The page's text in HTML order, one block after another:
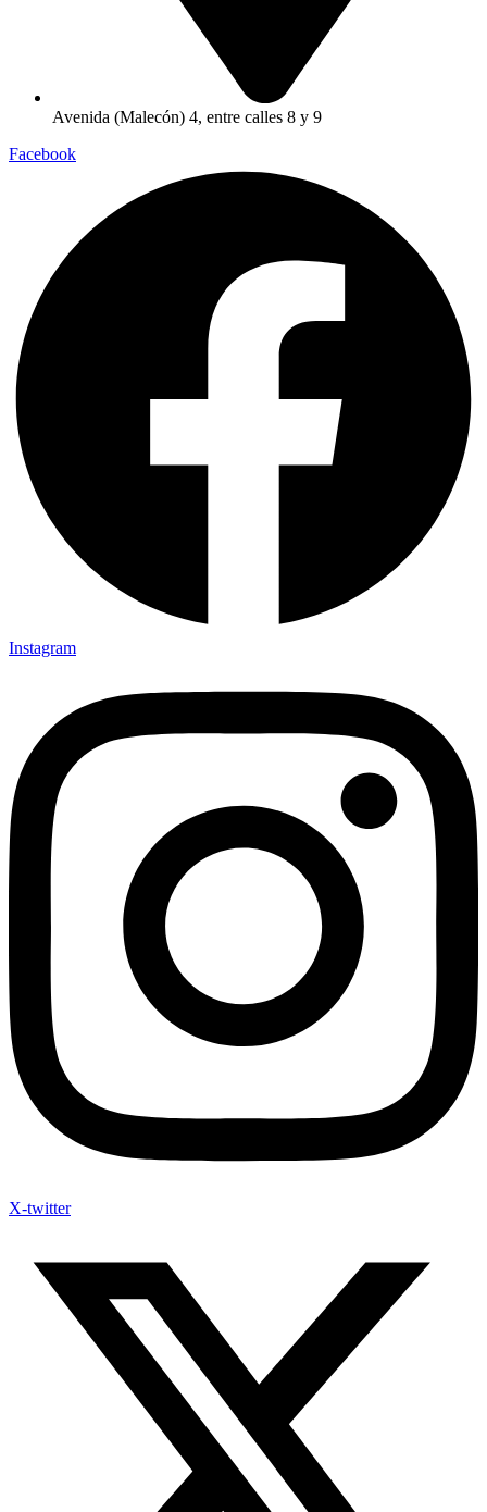
Avenida (Malecón) 4, entre calles 8 y 9
Facebook
Instagram
X-twitter